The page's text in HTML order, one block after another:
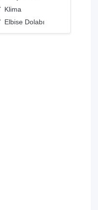
Klima
Elbise Dolabı